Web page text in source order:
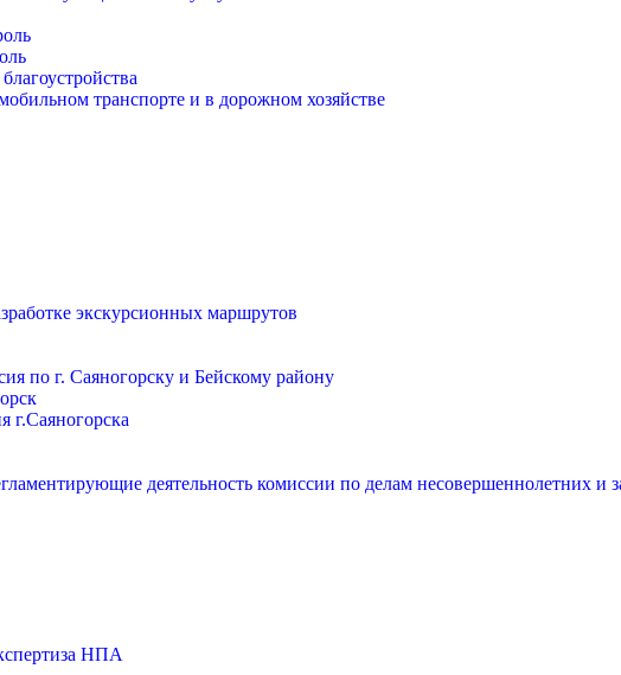
транспорте и в дорожном хозяйстве
экскурсионных маршрутов
по г. Саяногорску и Бейскому району
г.Саяногорска
деятельность комиссии по делам несовершеннолетних и
НПА